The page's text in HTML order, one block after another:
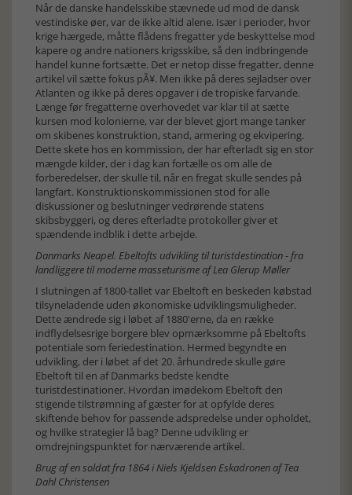
Når de danske handelsskibe stævnede ud mod de dansk
vestindiske øer, var de ikke altid alene. Især i perioder, hvor
krige hærgede, måtte flådens fregatter yde beskyttelse mod
kapere og andre nationers krigsskibe, så den indbringende
handel kunne fortsætte. Det er netop disse fregatter, denne
artikel vil sætte fokus pÃ¥. Men ikke på deres sejladser over
Atlanten og ikke på deres opgaver i de tropiske farvande.
Længe før fregatterne overhovedet var klar til at sætte
kursen mod kolonierne, var der blevet gjort mange tanker
om skibenes konstruktion, stand, armering og ekvipering.
Dette skete hos en kommission, der har efterladt sig en stor
mængde kilder, der i dag kan fortælle os om alle de
forberedelser, der skulle til, når en fregat skulle sendes på
langfart. Konstruktionskommissionen stod for alle
diskussioner og beslutninger vedrørende statens
skibsbyggeri, og deres efterladte protokoller giver et
spændende indblik i dette arbejde.
Danmarks Neapel. Ebeltofts udvikling til turistdestination - fra
landliggere til moderne masseturisme af Lea Glerup Møller
I slutningen af 1800-tallet var Ebeltoft en beskeden købstad
tilsyneladende uden økonomiske udviklingsmuligheder.
Dette ændrede sig i løbet af 1880'erne, da en række
indflydelsesrige borgere blev opmærksomme på Ebeltofts
potentiale som feriedestination. Hermed begyndte en
udvikling, der i løbet af det 20. århundrede skulle gøre
Ebeltoft til en af Danmarks bedste kendte
turistdestinationer. Hvordan imødekom Ebeltoft den
stigende tilstrømning af gæster for at opfylde deres
skiftende behov for passende adspredelse under opholdet,
og hvilke strategier lå bag? Denne udvikling er
omdrejningspunktet for nærværende artikel.
Brug af en soldat fra 1864 i Niels Kjeldsen Eskadronen af Tea
Dahl Christensen